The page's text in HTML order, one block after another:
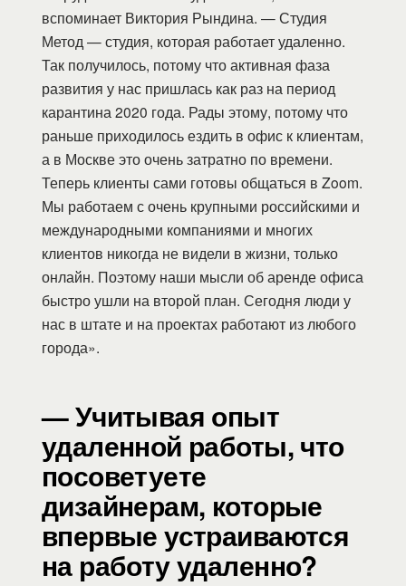
вспоминает Виктория Рындина. — Студия
Метод — студия, которая работает удаленно.
Так получилось, потому что активная фаза
развития у нас пришлась как раз на период
карантина 2020 года. Рады этому, потому что
раньше приходилось ездить в офис к клиентам,
а в Москве это очень затратно по времени.
Теперь клиенты сами готовы общаться в Zoom.
Мы работаем с очень крупными российскими и
международными компаниями и многих
клиентов никогда не видели в жизни, только
онлайн. Поэтому наши мысли об аренде офиса
быстро ушли на второй план. Сегодня люди у
нас в штате и на проектах работают из любого
города».
— Учитывая опыт
удаленной работы, что
посоветуете
дизайнерам, которые
впервые устраиваются
на работу удаленно?